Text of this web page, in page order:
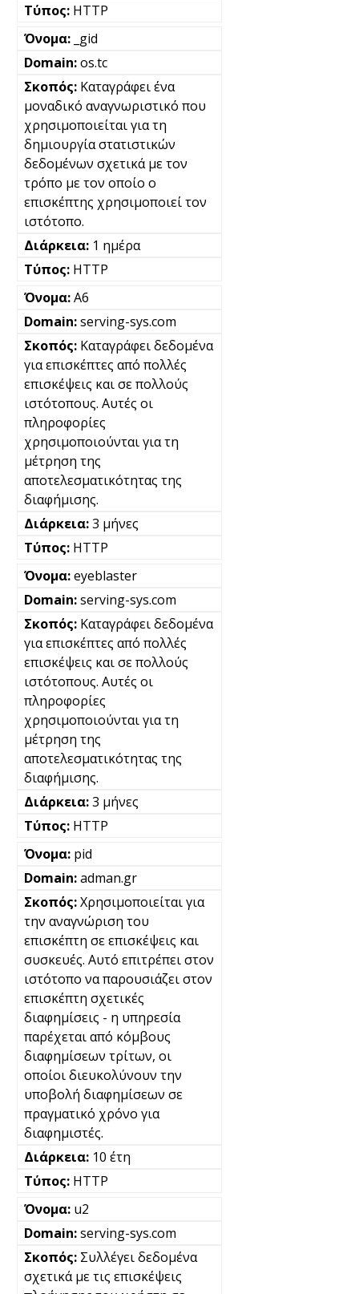
HTTP
_gid
os.tc
Καταγράφει ένα
μοναδικό αναγνωριστικό που
χρησιμοποιείται για τη
δημιουργία στατιστικών
δεδομένων σχετικά με τον
τρόπο με τον οποίο ο
επισκέπτης χρησιμοποιεί τον
ιστότοπο.
1 ημέρα
HTTP
A6
serving-sys.com
Καταγράφει δεδομένα
για επισκέπτες από πολλές
επισκέψεις και σε πολλούς
ιστότοπους. Αυτές οι
πληροφορίες
χρησιμοποιούνται για τη
μέτρηση της
αποτελεσματικότητας της
διαφήμισης.
3 μήνες
HTTP
eyeblaster
serving-sys.com
Καταγράφει δεδομένα
για επισκέπτες από πολλές
επισκέψεις και σε πολλούς
ιστότοπους. Αυτές οι
πληροφορίες
χρησιμοποιούνται για τη
μέτρηση της
αποτελεσματικότητας της
διαφήμισης.
3 μήνες
HTTP
pid
adman.gr
Χρησιμοποιείται για
την αναγνώριση του
επισκέπτη σε επισκέψεις και
συσκευές. Αυτό επιτρέπει στον
ιστότοπο να παρουσιάζει στον
επισκέπτη σχετικές
διαφημίσεις - η υπηρεσία
παρέχεται από κόμβους
διαφημίσεων τρίτων, οι
οποίοι διευκολύνουν την
υποβολή διαφημίσεων σε
πραγματικό χρόνο για
διαφημιστές.
10 έτη
HTTP
u2
serving-sys.com
Συλλέγει δεδομένα
σχετικά με τις επισκέψεις